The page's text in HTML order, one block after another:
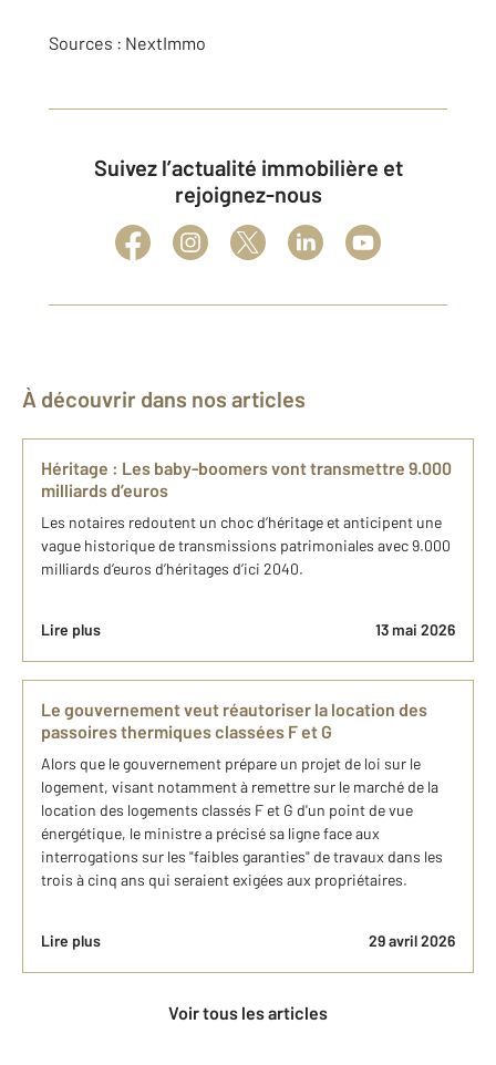
Sources : NextImmo
Suivez l’actualité immobilière et
rejoignez-nous
À découvrir dans nos articles
Héritage : Les baby-boomers vont transmettre 9.000
milliards d’euros
Les notaires redoutent un choc d’héritage et anticipent une
vague historique de transmissions patrimoniales avec 9.000
milliards d’euros d’héritages d’ici 2040.
Lire plus 13 mai 2026
Le gouvernement veut réautoriser la location des
passoires thermiques classées F et G
Alors que le gouvernement prépare un projet de loi sur le
logement, visant notamment à remettre sur le marché de la
location des logements classés F et G d'un point de vue
énergétique, le ministre a précisé sa ligne face aux
interrogations sur les "faibles garanties" de travaux dans les
trois à cinq ans qui seraient exigées aux propriétaires.
Lire plus 29 avril 2026
Voir tous les articles